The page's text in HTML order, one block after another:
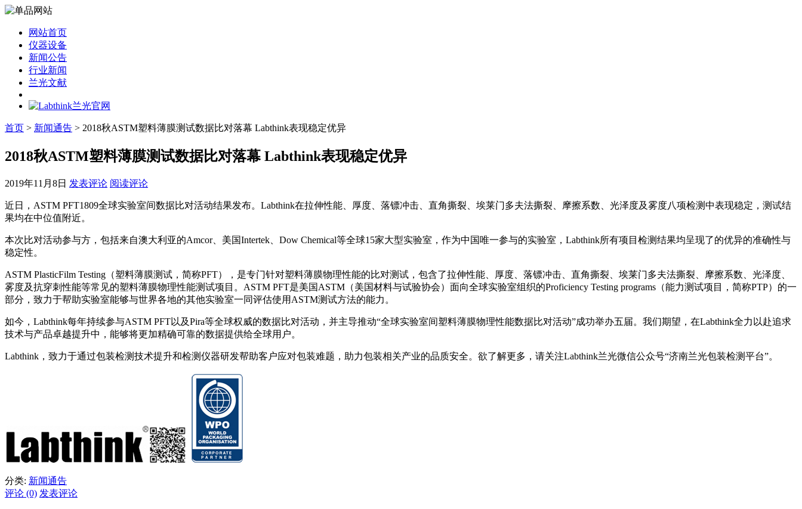
网站首页
仪器设备
新闻公告
行业新闻
兰光文献
首页 > 新闻通告 > 2018秋ASTM塑料薄膜测试数据比对落幕 Labthink表现稳定优异
2018秋ASTM塑料薄膜测试数据比对落幕 Labthink表现稳定优异
2019年11月8日 发表评论 阅读评论
近日，ASTM PFT1809全球实验室间数据比对活动结果发布。Labthink在拉伸性能、厚度、落镖冲击、直角撕裂、埃莱门多夫法撕裂、摩擦系数、光泽度及雾度八项检测中表现稳定，测试结
果均在中位值附近。
本次比对活动参与方，包括来自澳大利亚的Amcor、美国Intertek、Dow Chemical等全球15家大型实验室，作为中国唯一参与的实验室，Labthink所有项目检测结果均呈现了的优异的准确性与
稳定性。
ASTM PlasticFilm Testing（塑料薄膜测试，简称PFT），是专门针对塑料薄膜物理性能的比对测试，包含了拉伸性能、厚度、落镖冲击、直角撕裂、埃莱门多夫法撕裂、摩擦系数、光泽度、
雾度及抗穿刺性能等常见的塑料薄膜物理性能测试项目。ASTM PFT是美国ASTM（美国材料与试验协会）面向全球实验室组织的Proficiency Testing programs（能力测试项目，简称PTP）的一
部分，致力于帮助实验室能够与世界各地的其他实验室一同评估使用ASTM测试方法的能力。
如今，Labthink每年持续参与ASTM PFT以及Pira等全球权威的数据比对活动，并主导推动“全球实验室间塑料薄膜物理性能数据比对活动”成功举办五届。我们期望，在Labthink全力以赴追求
技术与产品卓越提升中，能够将更加精确可靠的数据提供给全球用户。
Labthink，致力于通过包装检测技术提升和检测仪器研发帮助客户应对包装难题，助力包装相关产业的品质安全。欲了解更多，请关注Labthink兰光微信公众号“济南兰光包装检测平台”。
分类: 新闻通告
评论 (0) 发表评论